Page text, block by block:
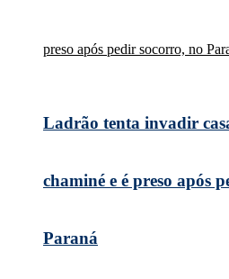
Ladrão tenta invadir
chaminé e é preso após
Paraná